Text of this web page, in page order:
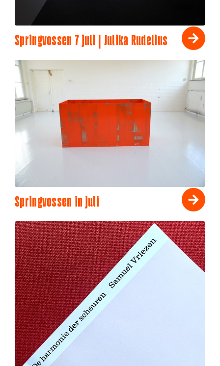
Springvossen 7 juli | Julika Rudelius
Springvossen in juli